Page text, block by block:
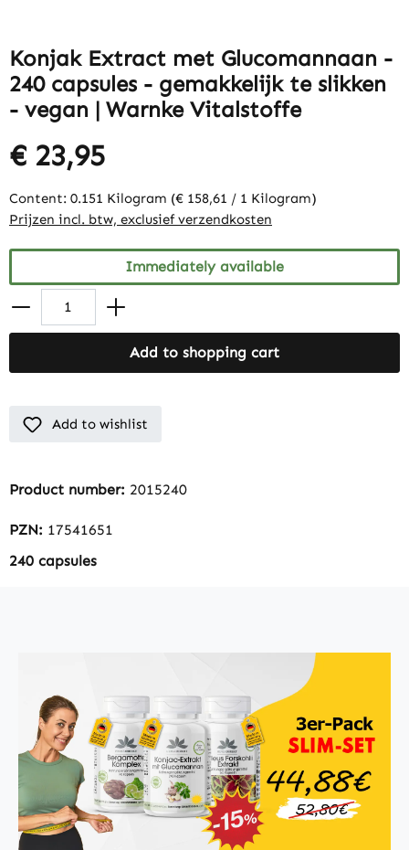
Konjak Extract met Glucomannaan -
240 capsules - gemakkelijk te slikken
- vegan | Warnke Vitalstoffe
€ 23,95
Content: 0.151 Kilogram (€ 158,61 / 1 Kilogram)
Prijzen incl. btw, exclusief verzendkosten
Immediately available
Add to shopping cart
Add to wishlist
Product number: 2015240
PZN: 17541651
240 capsules